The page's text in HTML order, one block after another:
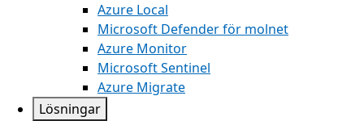
Azure Local
Microsoft Defender för molnet
Azure Monitor
Microsoft Sentinel
Azure Migrate
Lösningar